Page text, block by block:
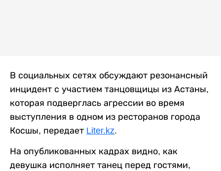
В социальных сетях обсуждают резонансный
инцидент с участием танцовщицы из Астаны,
которая подверглась агрессии во время
выступления в одном из ресторанов города
Косшы, передает Liter.kz.
На опубликованных кадрах видно, как
девушка исполняет танец перед гостями,